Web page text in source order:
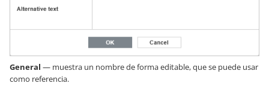
General — muestra un nombre de forma editable, que se puede usar
como referencia.